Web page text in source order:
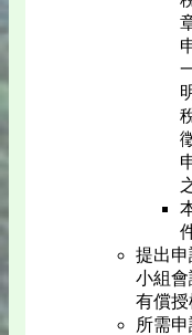
提出
小組
有償授
所需